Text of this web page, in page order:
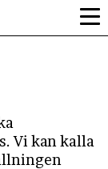
Vi kan kalla